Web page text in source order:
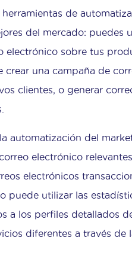
herramientas de
del mercado: puedes
electrónico sobre tus
crear una campaña de
clientes, o generar
automatización del
electrónico
electrónicos
puede utilizar las
a los perfiles detallados
diferentes a través de